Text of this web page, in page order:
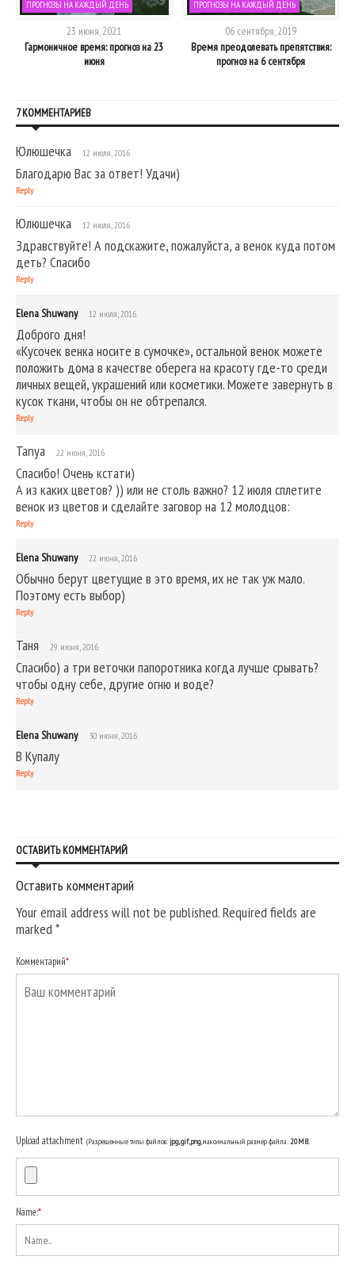
ПРОГНОЗЫ НА КАЖДЫЙ ДЕНЬ
23 июня, 2021
Гармоничное время: прогноз на 23
июня
ПРОГНОЗЫ НА КАЖДЫЙ ДЕНЬ
06 сентября, 2019
Время преодолевать препятствия:
прогноз на 6 сентября
7 КОММЕНТАРИЕВ
Юлюшечка 12 июля, 2016
Благодарю Вас за ответ! Удачи)
Reply
Юлюшечка 12 июля, 2016
Здравствуйте! А подскажите, пожалуйста, а венок куда потом
деть? Спасибо
Reply
Elena Shuwany 12 июля, 2016
Доброго дня!
«Кусочек венка носите в сумочке», остальной венок можете
положить дома в качестве оберега на красоту где-то среди
личных вещей, украшений или косметики. Можете завернуть в
кусок ткани, чтобы он не обтрепался.
Reply
Tanya 22 июня, 2016
Спасибо! Очень кстати)
А из каких цветов? )) или не столь важно? 12 июля сплетите
венок из цветов и сделайте заговор на 12 молодцов:
Reply
Elena Shuwany 22 июня, 2016
Обычно берут цветущие в это время, их не так уж мало.
Поэтому есть выбор)
Reply
Таня 29 июня, 2016
Спасибо) а три веточки папоротника когда лучше срывать?
чтобы одну себе, другие огню и воде?
Reply
Elena Shuwany 30 июня, 2016
В Купалу
Reply
ОСТАВИТЬ КОММЕНТАРИЙ
Оставить комментарий
Your email address will not be published. Required fields are
marked*
Комментарий*
Upload attachment (Разрешенные типы файлов:jpg, gif, png, максимальный размер файла:20MB.
Name:*